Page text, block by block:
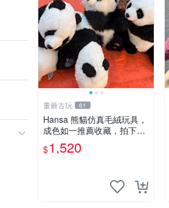
董爺古玩 61
Hansa 熊貓仿真毛絨玩具，
成色如一推薦收藏，拍下無
疑心 熊貓 毛絨玩具 收藏
$1,520